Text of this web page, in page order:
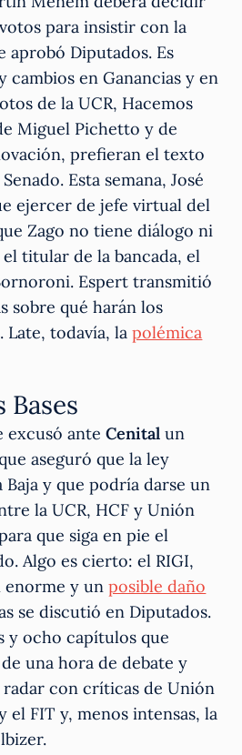
para insistir con la
aprobó Diputados. Es
cambios en Ganancias y en
de la UCR, Hacemos
Miguel Pichetto y de
prefieran el texto
Esta semana, José
ejercer de jefe virtual del
Zago no tiene diálogo ni
titular de la bancada, el
Espert transmitió
sobre qué harán los
Late, todavía, lapolémica
Bases
excusó anteCenitalun
aseguró que la ley
Baja y que podría darse un
la UCR, HCF y Unión
que siga en pie el
Algo es cierto: el RIGI,
enorme y unposible daño
se discutió en Diputados.
y ocho capítulos que
una hora de debate y
radar con críticas de Unión
el FIT y, menos intensas, la